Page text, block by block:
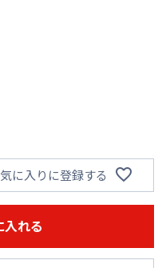
に入りに登録する
入れる